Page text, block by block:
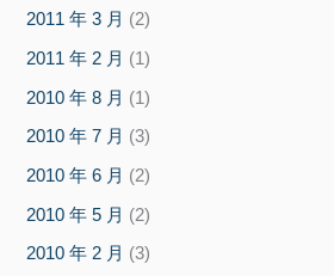
2011 年 3 月 (2)
2011 年 2 月 (1)
2010 年 8 月 (1)
2010 年 7 月 (3)
2010 年 6 月 (2)
2010 年 5 月 (2)
2010 年 2 月 (3)